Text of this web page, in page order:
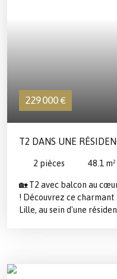
229 000 €
T2 DANS UNE
2 pièces 48.1 m²
🏡 T2 avec balcon au
! Découvrez ce
Lille, au sein d'une